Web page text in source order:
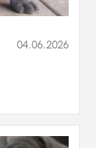
04.06.2026